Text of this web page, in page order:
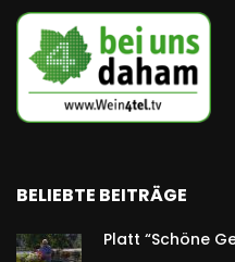
BELIEBTE BEITRÄGE
Platt “Schöne